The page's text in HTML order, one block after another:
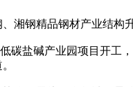
钢精品钢材产业结构升
盐碱产业园项目开工